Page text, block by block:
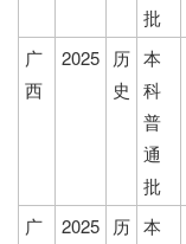
批
广
西
2025 历
史
本
科
普
通
批
广
2025 历 本